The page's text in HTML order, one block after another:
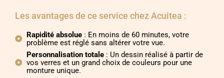
Les avantages de ce service chez Acuitea :
Rapidité absolue: En moins de 60 minutes, votre
problème est réglé sans altérer votre vue.
Personnalisation totale: Un dessin réalisé à partir de
vos verres et un grand choix de couleurs pour une
monture unique.